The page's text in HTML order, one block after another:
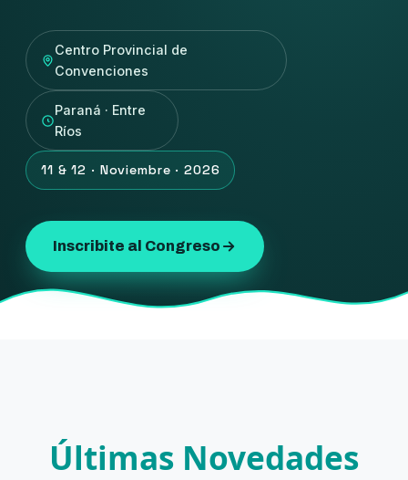
Centro Provincial de
Convenciones
Paraná · Entre
Ríos
11 & 12 · Noviembre · 2026
Inscribite al Congreso
Últimas Novedades